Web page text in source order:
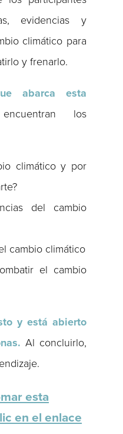
evidencias y
climático para
y frenarlo.
abarca esta
los
climático y por
del cambio
cambio climático
el cambio
y está abierto
. Al concluirlo,
esta
en el enlace